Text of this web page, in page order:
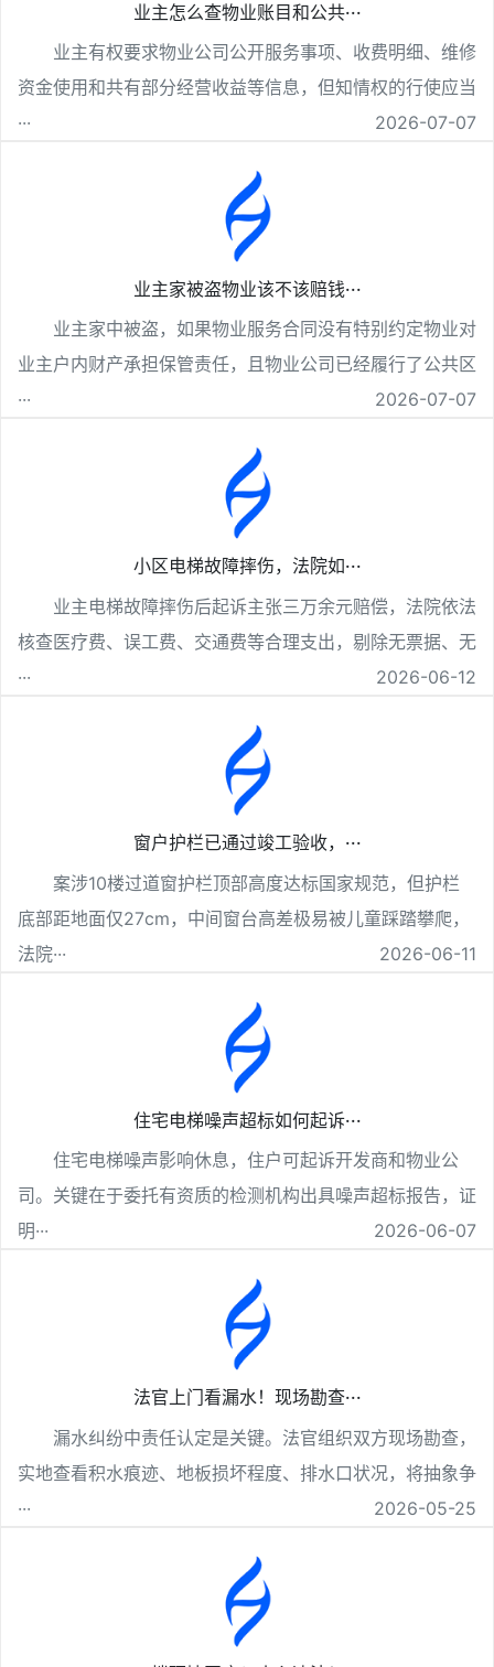
业主怎么查物业账目和公共···
业主有权要求物业公司公开服务事项、收费明细、维修
资金使用和共有部分经营收益等信息，但知情权的行使应当
···
2026-07-07
业主家被盗物业该不该赔钱···
业主家中被盗，如果物业服务合同没有特别约定物业对
业主户内财产承担保管责任，且物业公司已经履行了公共区
···
2026-07-07
小区电梯故障摔伤，法院如···
业主电梯故障摔伤后起诉主张三万余元赔偿，法院依法
核查医疗费、误工费、交通费等合理支出，剔除无票据、无
···
2026-06-12
窗户护栏已通过竣工验收，···
案涉10楼过道窗护栏顶部高度达标国家规范，但护栏
底部距地面仅27cm，中间窗台高差极易被儿童踩踏攀爬，
法院···
2026-06-11
住宅电梯噪声超标如何起诉···
住宅电梯噪声影响休息，住户可起诉开发商和物业公
司。关键在于委托有资质的检测机构出具噪声超标报告，证
明···
2026-06-07
法官上门看漏水！现场勘查···
漏水纠纷中责任认定是关键。法官组织双方现场勘查，
实地查看积水痕迹、地板损坏程度、排水口状况，将抽象争
···
2026-05-25